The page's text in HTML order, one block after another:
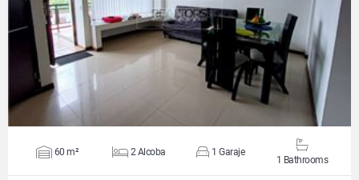
VIEW DETAILS
60 m² 2 Alcoba 1 Garaje
1 Bathrooms